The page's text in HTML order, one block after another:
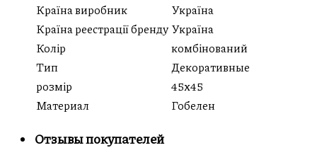
Країна виробник
Україна
Країна реестрації бренду Україна
Колір
комбінований
Тип
Декоративные
розмір
45x45
Материал
Гобелен
Отзывы покупателей